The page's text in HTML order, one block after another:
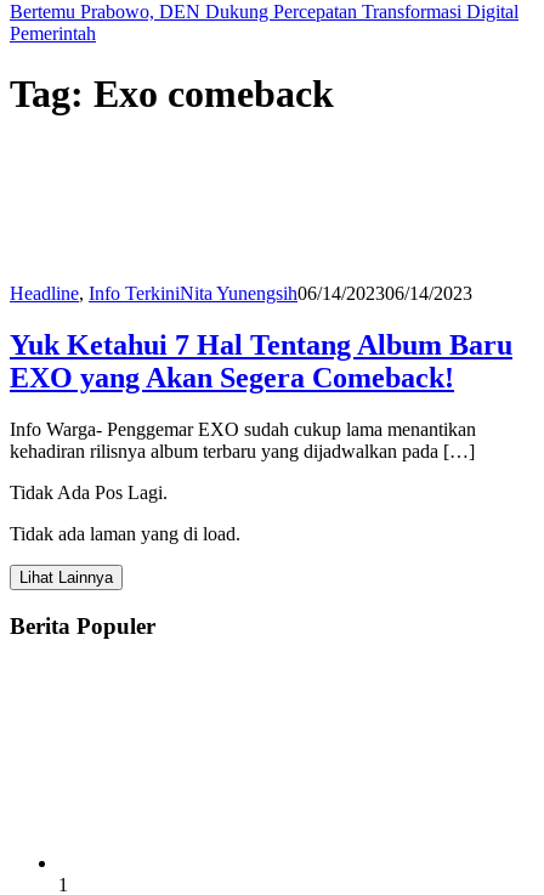
Bertemu Prabowo, DEN Dukung Percepatan Transformasi Digital
Pemerintah
Tag: Exo comeback
Headline, Info TerkiniNita Yunengsih06/14/202306/14/2023
Yuk Ketahui 7 Hal Tentang Album Baru
EXO yang Akan Segera Comeback!
Info Warga- Penggemar EXO sudah cukup lama menantikan
kehadiran rilisnya album terbaru yang dijadwalkan pada […]
Tidak Ada Pos Lagi.
Tidak ada laman yang di load.
Lihat Lainnya
Berita Populer
1